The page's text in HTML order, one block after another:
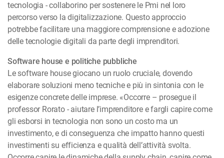
tecnologia - collaborino per sostenere le Pmi nel loro
percorso verso la digitalizzazione. Questo approccio
potrebbe facilitare una maggiore comprensione e adozione
delle tecnologie digitali da parte degli imprenditori.
Software house e politiche pubbliche
Le software house giocano un ruolo cruciale, dovendo
elaborare soluzioni meno tecniche e più in sintonia con le
esigenze concrete delle imprese. «Occorre – prosegue il
professor Rorato - aiutare l’imprenditore e fargli capire come
gli esborsi in tecnologia non sono un costo ma un
investimento, e di conseguenza che impatto hanno questi
investimenti su efficienza e qualità dell’attività svolta.